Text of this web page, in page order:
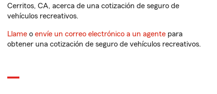
Cerritos, CA, acerca de una cotización de seguro de
vehículos recreativos.
Llame o envíe un correo electrónico a un agente para
obtener una cotización de seguro de vehículos recreativos.